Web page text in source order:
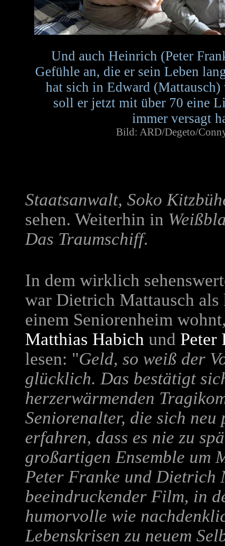
Und auch Heinrich (Peter
Gefühle an, die er sein Leben
hat sich in Edward
soll er jetzt mit über 70 eine
immer versagt
Bild: ARD/Degeto/
Staatsanwalt, Soko
sehen. Weiterhin in
Das Traumschiff.
In dem wirklich
war Dietrich Mattausch
einem Seniorenheim
Matthias Habich und Peter
lesen: "Geld, so weiß der
glücklich. Das bestätigt
herzerwärmenden
Seniorenalter, die sich
erfahren, dass es nie zu
großartigen Ensemble um
Peter Franke und Dietrich
beeindruckender Film, in
humorvolle wie
Lebenskrisen zu neuem